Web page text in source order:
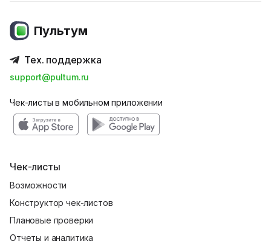
Пультум
Тех. поддержка
support@pultum.ru
Чек-листы в мобильном приложении
Чек-листы
Возможности
Конструктор чек-листов
Плановые проверки
Отчеты и аналитика